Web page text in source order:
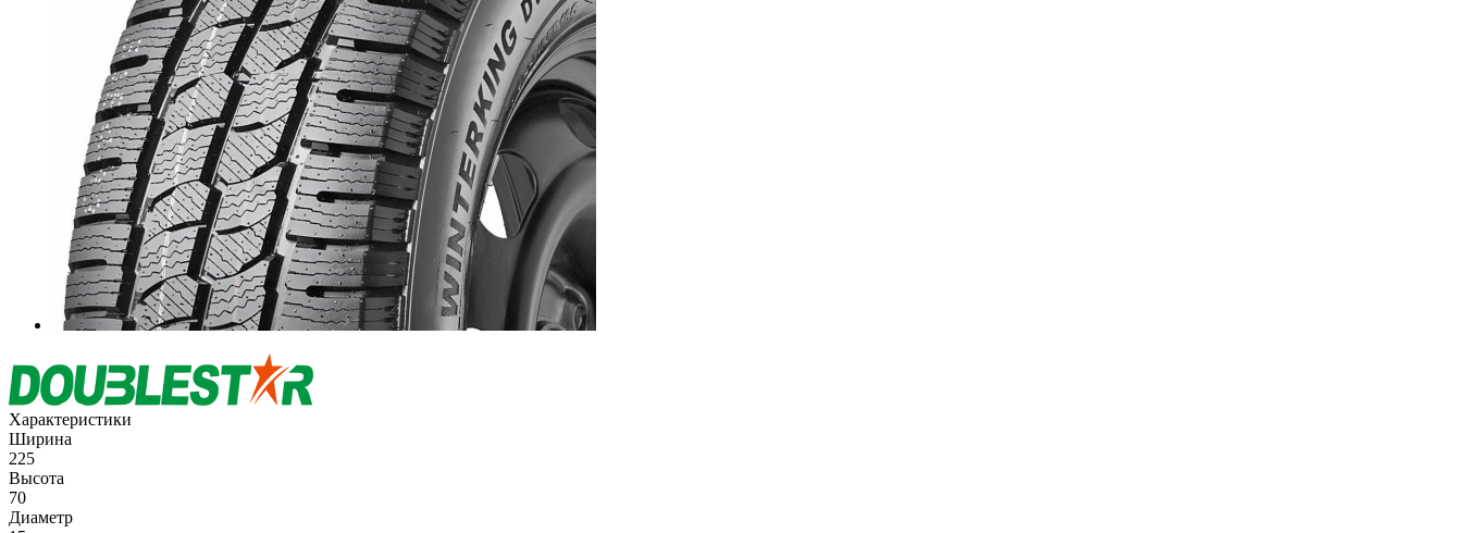
Характеристики
Ширина
225
Высота
70
Диаметр